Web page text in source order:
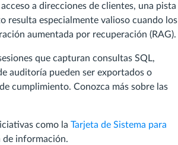
a direcciones de clientes, una pista
resulta especialmente valioso cuando los
aumentada por recuperación (RAG).
que capturan consultas SQL,
auditoría pueden ser exportados o
cumplimiento. Conozca más sobre las
como la Tarjeta de Sistema para
de información.